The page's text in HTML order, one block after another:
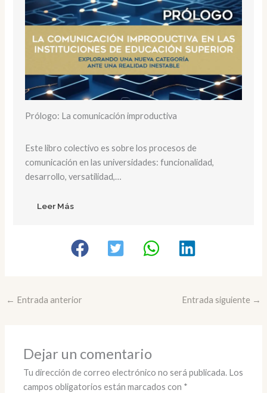
Prólogo: La comunicación improductiva
Este libro colectivo es sobre los procesos de
comunicación en las universidades: funcionalidad,
desarrollo, versatilidad,…
Leer Más
← Entrada anterior Entrada siguiente →
Dejar un comentario
Tu dirección de correo electrónico no será publicada. Los
campos obligatorios están marcados con *